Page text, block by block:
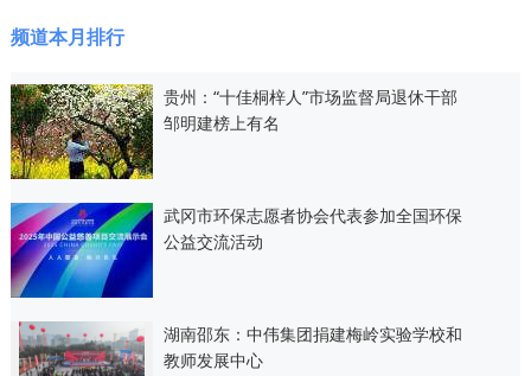
频道本月排行
贵州：“十佳桐梓人”市场监督局退休干部
邹明建榜上有名
武冈市环保志愿者协会代表参加全国环保
公益交流活动
湖南邵东：中伟集团捐建梅岭实验学校和
教师发展中心